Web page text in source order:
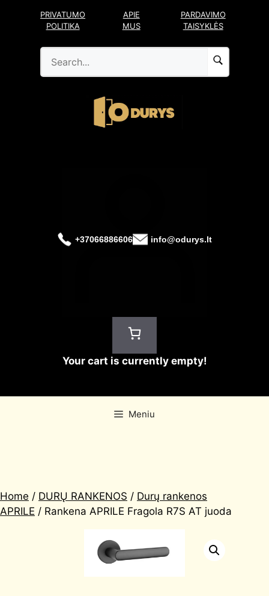
PRIVATUMO
POLITIKA
APIE
MUS
PARDAVIMO
TAISYKLĖS
+37066886606 info@odurys.lt
Your cart is currently empty!
Meniu
Home / DURŲ RANKENOS / Durų rankenos
APRILE / Rankena APRILE Fragola R7S AT juoda